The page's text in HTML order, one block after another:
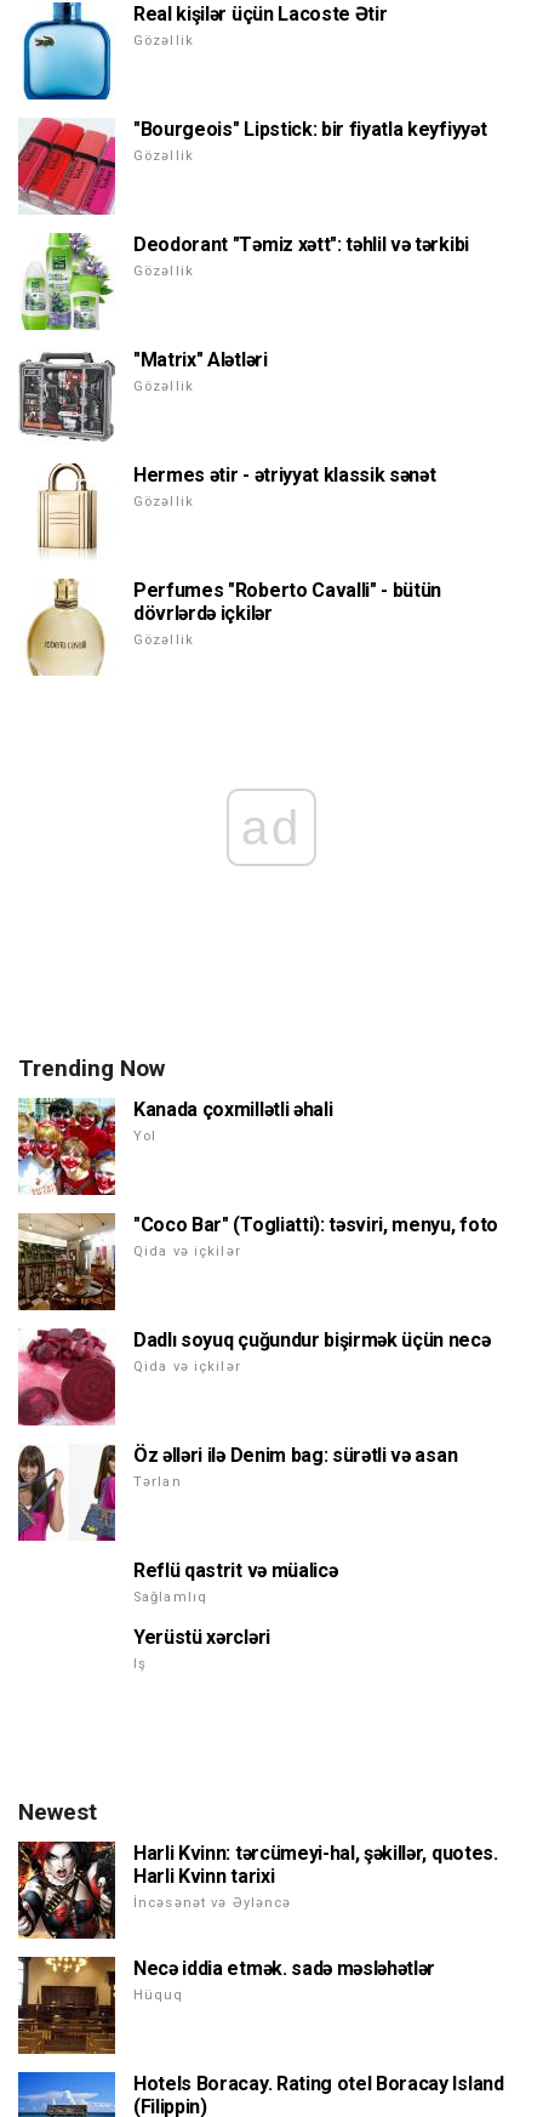
Real kişilər üçün Lacoste Ətir
Gözəllik
"Bourgeois" Lipstick: bir fiyatla keyfiyyət
Gözəllik
Deodorant "Təmiz xətt": təhlil və tərkibi
Gözəllik
"Matrix" Alətləri
Gözəllik
Hermes ətir - ətriyyat klassik sənət
Gözəllik
Perfumes "Roberto Cavalli" - bütün
dövrlərdə içkilər
Gözəllik
ad
Trending Now
Kanada çoxmillətli əhali
Yol
"Coco Bar" (Togliatti): təsviri, menyu, foto
Qida və içkilər
Dadlı soyuq çuğundur bişirmək üçün necə
Qida və içkilər
Öz əlləri ilə Denim bag: sürətli və asan
Tərlan
Reflü qastrit və müalicə
Sağlamlıq
Yerüstü xərcləri
Iş
Newest
Harli Kvinn: tərcümeyi-hal, şəkillər, quotes.
Harli Kvinn tarixi
İncəsənət və Əyləncə
Necə iddia etmək. sadə məsləhətlər
Hüquq
Hotels Boracay. Rating otel Boracay Island
(Filippin)